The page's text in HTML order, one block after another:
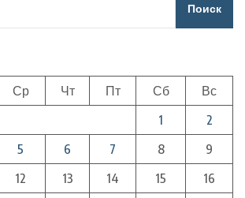
Поиск
Ср Чт Пт Сб
Вс
1
2
5 6 7 8
9
12 13 14 15
16